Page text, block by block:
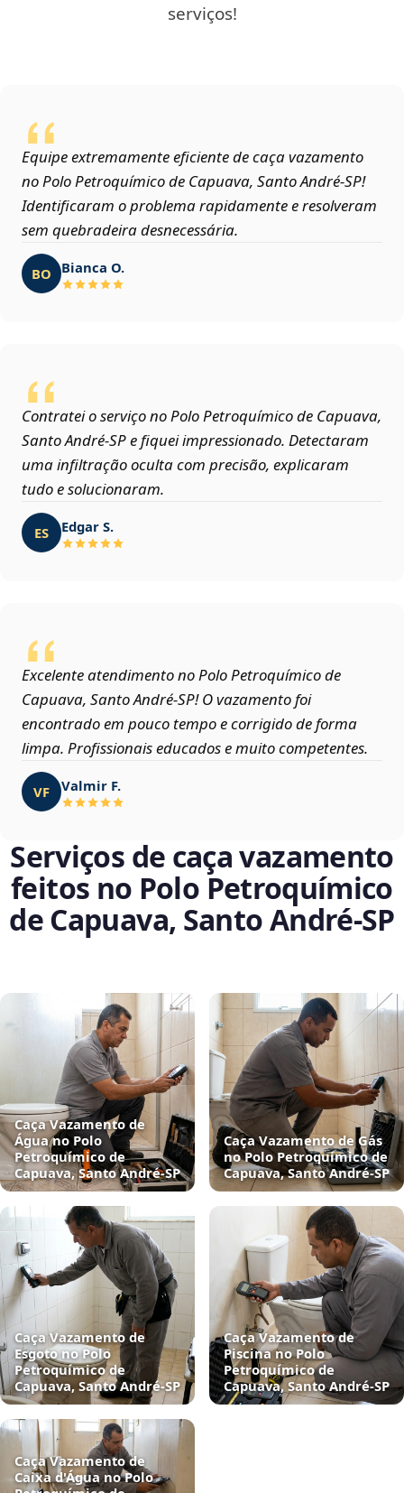
serviços!
Equipe extremamente eficiente de caça vazamento
no Polo Petroquímico de Capuava, Santo André‑SP!
Identificaram o problema rapidamente e resolveram
sem quebradeira desnecessária.
BO Bianca O.
Contratei o serviço no Polo Petroquímico de Capuava,
Santo André‑SP e fiquei impressionado. Detectaram
uma infiltração oculta com precisão, explicaram
tudo e solucionaram.
ES Edgar S.
Excelente atendimento no Polo Petroquímico de
Capuava, Santo André‑SP! O vazamento foi
encontrado em pouco tempo e corrigido de forma
limpa. Profissionais educados e muito competentes.
VF Valmir F.
Serviços de caça vazamento
feitos no Polo Petroquímico
de Capuava, Santo André‑SP
Caça Vazamento de
Água no Polo
Petroquímico de
Capuava, Santo André‑SP
Caça Vazamento de Gás
no Polo Petroquímico de
Capuava, Santo André‑SP
Caça Vazamento de
Esgoto no Polo
Petroquímico de
Capuava, Santo André‑SP
Caça Vazamento de
Piscina no Polo
Petroquímico de
Capuava, Santo André‑SP
Caça Vazamento de
Caixa d'Água no Polo